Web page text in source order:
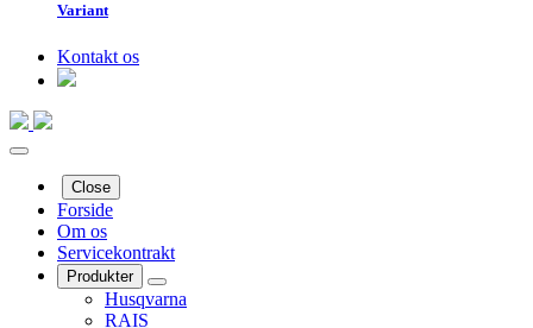
Variant
Kontakt os
Close
Forside
Om os
Servicekontrakt
Produkter
Husqvarna
RAIS